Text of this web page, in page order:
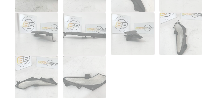
Carrello
Contatti